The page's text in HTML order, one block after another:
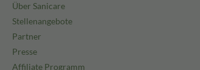
Über Sanicare
Stellenangebote
Partner
Presse
Affiliate Programm